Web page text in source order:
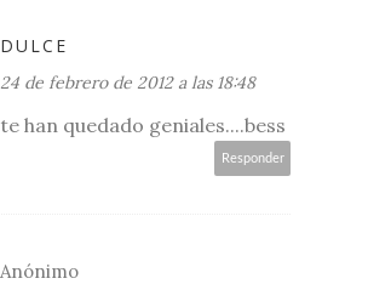
DULCE
24 de febrero de 2012 a las 18:48
te han quedado geniales....bess
Responder
Anónimo